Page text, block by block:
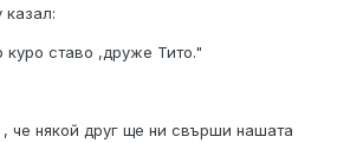
казал:
ставо ,друже Тито."
че някой друг ще ни свърши нашата